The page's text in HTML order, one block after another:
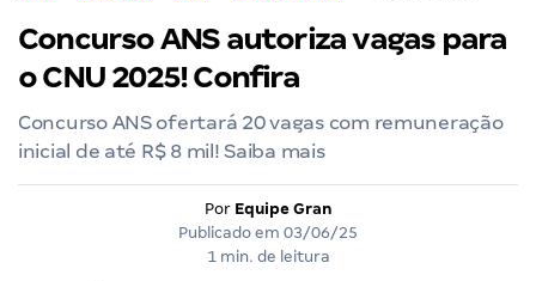
Concurso ANS autoriza vagas para
o CNU 2025! Confira
Concurso ANS ofertará 20 vagas com remuneração
inicial de até R$ 8 mil! Saiba mais
Por Equipe Gran
Publicado em 03/06/25
1 min. de leitura